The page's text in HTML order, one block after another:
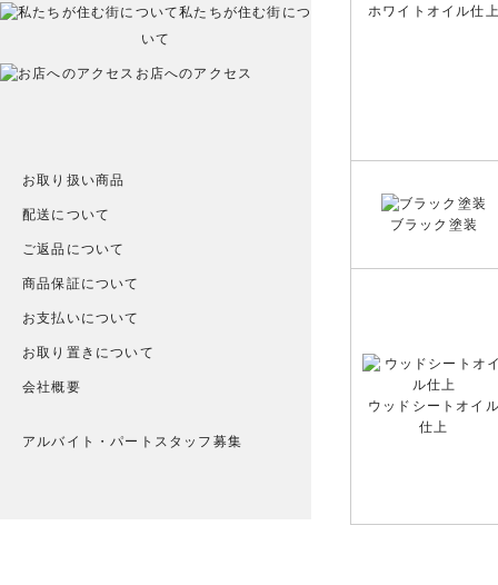
ホワイトオイル仕
ブラック塗装
ウッドシートオイ
仕上
私たちが住む街につ
いて
お店へのアクセス
お取り扱い商品
配送について
ご返品について
商品保証について
お支払いについて
お取り置きについて
会社概要
アルバイト・パートスタッフ募集